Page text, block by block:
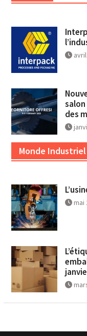
des
Monde Industriel
mai